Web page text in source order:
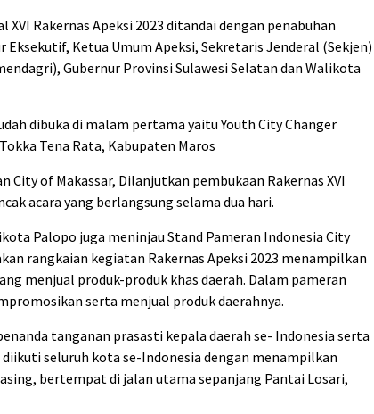
XVI Rakernas Apeksi 2023 ditandai dengan penabuhan
Ketua Umum Apeksi, Sekretaris Jenderal (Sekjen)
Gubernur Provinsi Sulawesi Selatan dan Walikota
dibuka di malam pertama yaitu Youth City Changer
Tena Rata, Kabupaten Maros
City of Makassar, Dilanjutkan pembukaan Rakernas XVI
acara yang berlangsung selama dua hari.
Palopo juga meninjau Stand Pameran Indonesia City
rangkaian kegiatan Rakernas Apeksi 2023 menampilkan
menjual produk-produk khas daerah. Dalam pameran
serta menjual produk daerahnya.
tanganan prasasti kepala daerah se- Indonesia serta
seluruh kota se-Indonesia dengan menampilkan
bertempat di jalan utama sepanjang Pantai Losari,